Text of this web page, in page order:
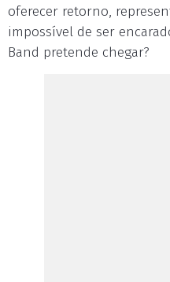
oferecer retorno,
impossível de ser
Band pretende chegar?